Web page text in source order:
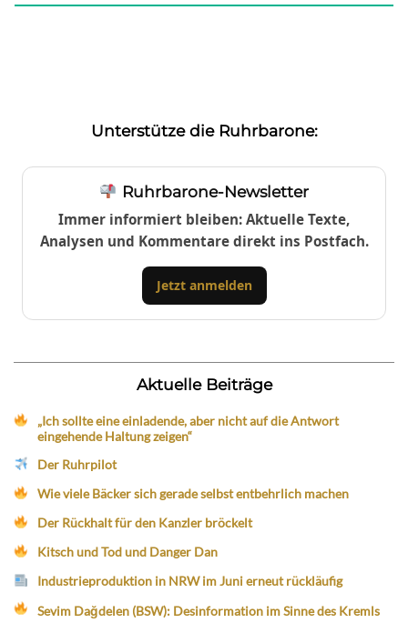
Unterstütze die Ruhrbarone:
Ruhrbarone-Newsletter
Immer informiert bleiben: Aktuelle Texte,
Analysen und Kommentare direkt ins Postfach.
Jetzt anmelden
Aktuelle Beiträge
„Ich sollte eine einladende, aber nicht auf die Antwort
eingehende Haltung zeigen“
Der Ruhrpilot
Wie viele Bäcker sich gerade selbst entbehrlich machen
Der Rückhalt für den Kanzler bröckelt
Kitsch und Tod und Danger Dan
Industrieproduktion in NRW im Juni erneut rückläufig
Sevim Dağdelen (BSW): Desinformation im Sinne des Kremls